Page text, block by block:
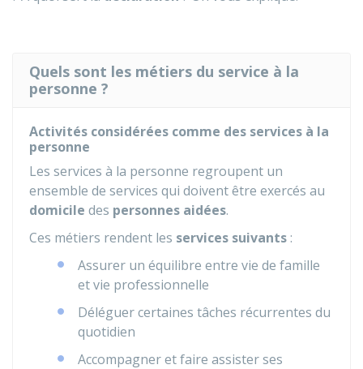
Quels sont les métiers du service à la
personne ?
Activités considérées comme des services à la
personne
Les services à la personne regroupent un
ensemble de services qui doivent être exercés au
domicile des personnes aidées.
Ces métiers rendent les services suivants :
Assurer un équilibre entre vie de famille
et vie professionnelle
Déléguer certaines tâches récurrentes du
quotidien
Accompagner et faire assister ses